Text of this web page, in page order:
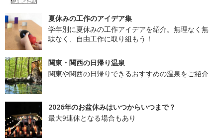
夏休みの工作のアイデア集
学年別に夏休みの工作アイデアを紹介。無理なく無
駄なく、自由工作に取り組もう！
関東・関西の日帰り温泉
関東や関西の日帰りできるおすすめの温泉をご紹介
2026年のお盆休みはいつからいつまで？
最大9連休となる場合もあり